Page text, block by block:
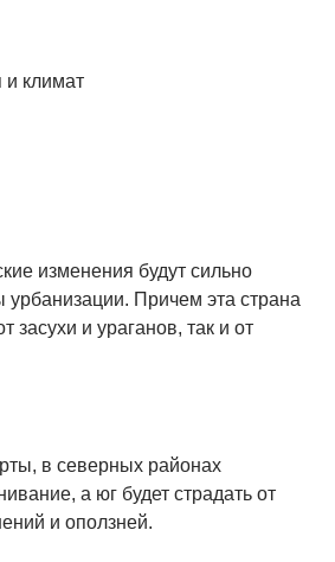
и климат
изменения будут сильно
урбанизации. Причем эта страна
засухи и ураганов, так и от
в северных районах
а юг будет страдать от
и оползней.